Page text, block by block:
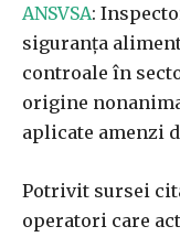
ANSVSA:
siguranţa
controale în
origine
aplicate amenzi
Potrivit sursei
operatori care